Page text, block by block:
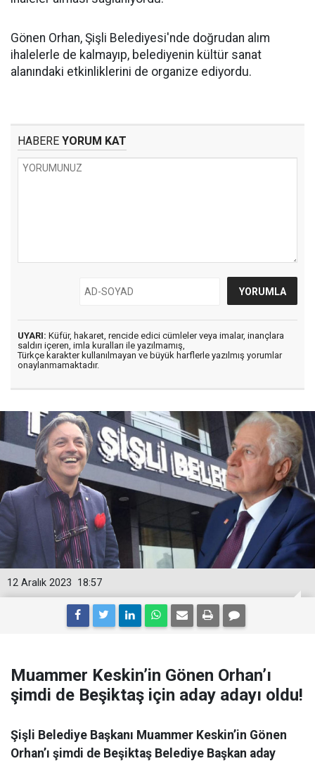
Gönen Orhan, Şişli Belediyesi'nde doğrudan alım
ihalelerle de kalmayıp, belediyenin kültür sanat
alanındaki etkinliklerini de organize ediyordu.
HABERE YORUM KAT
UYARI: Küfür, hakaret, rencide edici cümleler veya imalar, inançlara
saldırı içeren, imla kuralları ile yazılmamış,
Türkçe karakter kullanılmayan ve büyük harflerle yazılmış yorumlar
onaylanmamaktadır.
18:57
12 Aralık 2023
Muammer Keskin’in Gönen Orhan’ı
şimdi de Beşiktaş için aday adayı oldu!
Şişli Belediye Başkanı Muammer Keskin’in Gönen
Orhan’ı şimdi de Beşiktaş Belediye Başkan aday